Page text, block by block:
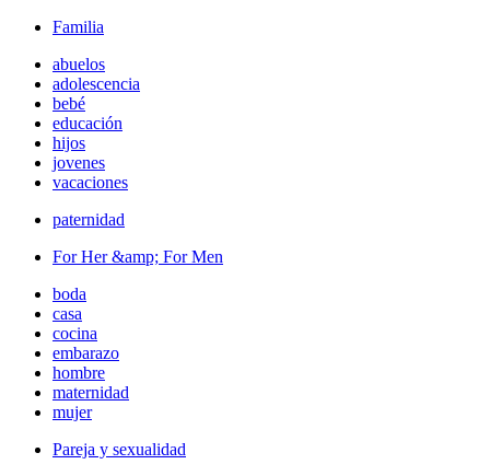
Familia
abuelos
adolescencia
bebé
educación
hijos
jovenes
vacaciones
paternidad
For Her &amp; For Men
boda
casa
cocina
embarazo
hombre
maternidad
mujer
Pareja y sexualidad